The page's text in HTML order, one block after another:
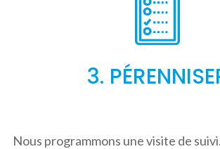
3.
Nous programmons une visite de